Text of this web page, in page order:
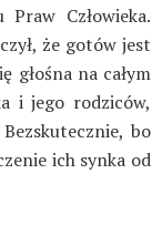
Człowieka.
że gotów jest
głośna na całym
i jego rodziców,
bo
ich synka od